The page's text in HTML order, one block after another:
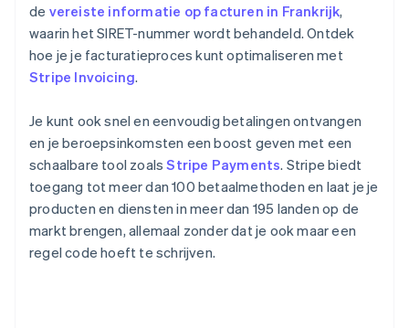
de vereiste informatie op facturen in Frankrijk,
waarin het SIRET-nummer wordt behandeld. Ontdek
hoe je je facturatieproces kunt optimaliseren met
Stripe Invoicing.
Je kunt ook snel en eenvoudig betalingen ontvangen
en je beroepsinkomsten een boost geven met een
schaalbare tool zoalsStripe Payments. Stripe biedt
toegang tot meer dan 100 betaalmethoden en laat je je
producten en diensten in meer dan 195 landen op de
markt brengen, allemaal zonder dat je ook maar een
regel code hoeft te schrijven.